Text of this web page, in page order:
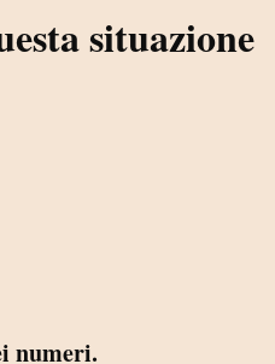
situazione
numeri.